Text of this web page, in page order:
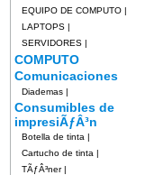
EQUIPO DE COMPUTO |
LAPTOPS |
SERVIDORES |
COMPUTO
Comunicaciones
Diademas |
Consumibles de
impresiÃƒÂ³n
Botella de tinta |
Cartucho de tinta |
TÃƒÂ³ner|